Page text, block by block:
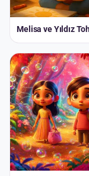
Melisa ve Yıldız